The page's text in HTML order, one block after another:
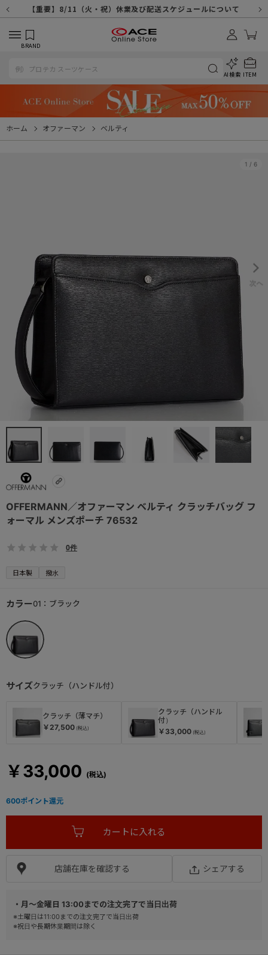
【重要】システムエラーによる出荷遅延につきまして
【重要】8/11（火・祝）休業及び配送スケジュールについて
【重要】令和８年熊本地震に伴う配送への影響について
【重要】納品書・領収書ペーパーレス化（電子化）のお知らせ
【重要】天候不良や交通状況・物量増等に伴う配送への影響について
【重要】悪質な詐欺サイトにご注意ください
【重要】各種メールが届かない場合に関しまして
【重要】お問い合わせのご対応に関しまして
【重要】SNSのなりすまし詐欺にご注意ください
BRAND
AI検索 ITEM
ホーム オファーマン ベルティ
1 / 6
OFFERMANN／オファーマン ベルティ クラッチバッグ フ
ォーマル メンズポーチ 76532
0件
日本製 撥水
・月～金曜日 13:00までの注文完了で当日出荷
※土曜日は11:00までの注文完了で当日出荷
※祝日や長期休業期間は除く
￥33,000
サイズクラッチ（ハンドル付）
クラッチ（薄マチ）
￥27,500
クラッチ（ハンドル
付）
￥33,000
カラー01：ブラック
店舗在庫を確認する シェアする
600ポイント還元